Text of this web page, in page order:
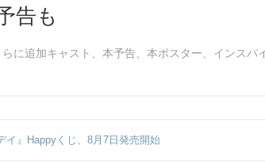
告も
に追加キャスト、本予告、本ポスター、インスパ
イ』Happyくじ、8月7日発売開始